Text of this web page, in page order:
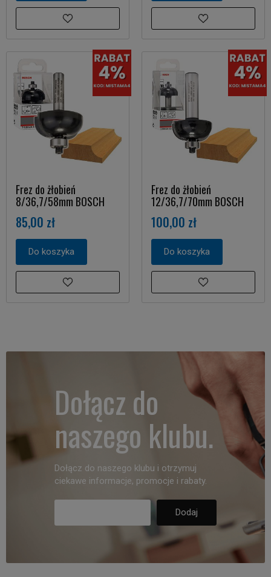
Frez do żłobień
8/36,7/58mm BOSCH
85,00 zł
Do koszyka
Frez do żłobień
12/36,7/70mm BOSCH
100,00 zł
Do koszyka
Dołącz do
naszego klubu.
Dołącz do naszego klubu i otrzymuj
ciekawe informacje, promocje i rabaty.